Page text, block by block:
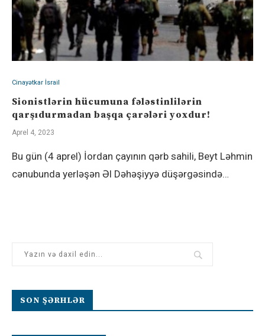
Cinayətkar İsrail
Sionistlərin hücumuna fələstinlilərin
qarşıdurmadan başqa çarələri yoxdur!
Aprel 4, 2023
Bu gün (4 aprel) İordan çayının qərb sahili, Beyt Ləhmin
cənubunda yerləşən Əl Dəhəşiyyə düşərgəsində…
SON ŞƏRHLƏR